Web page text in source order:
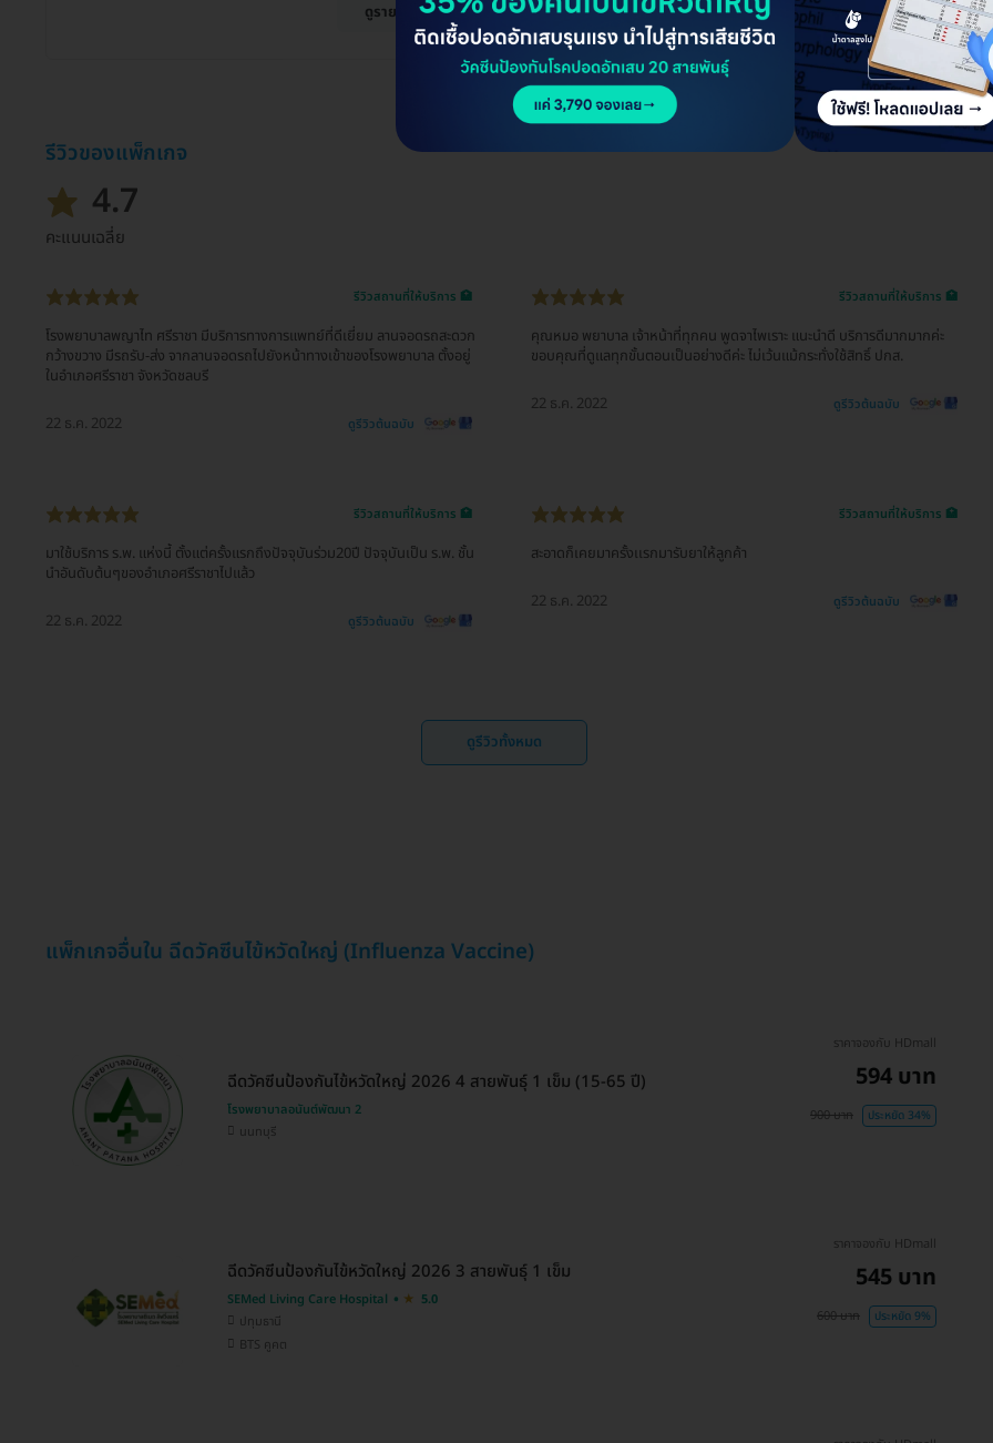
ดูรายละเอียด
รีวิวของแพ็กเกจ
4.7
คะแนนเฉลี่ย
รีวิวสถานที่ให้บริการ 🏥
โรงพยาบาลพญาไท ศรีราชา มีบริการทางการแพทย์ที่ดีเยี่ยม ลานจอดรถสะดวก
กว้างขวาง มีรถรับ-ส่ง จากลานจอดรถไปยังหน้าทางเข้าของโรงพยาบาล ตั้งอยู่
ในอำเภอศรีราชา จังหวัดชลบรี
22 ธ.ค. 2022 ดูรีวิวต้นฉบับ
รีวิวสถานที่ให้บริการ 🏥
คุณหมอ พยาบาล เจ้าหน้าที่ทุกคน พูดจาไพเราะ แนะนำดี บริการดีมากมากค่ะ
ขอบคุณที่ดูแลทุกขั้นตอนเป็นอย่างดีค่ะ ไม่เว้นแม้กระทั่งใช้สิทธิ์ ปกส.
22 ธ.ค. 2022 ดูรีวิวต้นฉบับ
รีวิวสถานที่ให้บริการ 🏥
มาใช้บริการ ร.พ. แห่งนี้ ตั้งแต่ครั้งแรกถึงปัจจุบันร่วม20ปี ปัจจุบันเป็น ร.พ. ชั้น
นำอันดับต้นๆของอำเภอศรีราชาไปแล้ว
22 ธ.ค. 2022 ดูรีวิวต้นฉบับ
รีวิวสถานที่ให้บริการ 🏥
สะอาดก็เคยมาครั้งเเรกมารับยาให้ลูกค้า
22 ธ.ค. 2022 ดูรีวิวต้นฉบับ
ดูรีวิวทั้งหมด
แพ็กเกจอื่นใน ฉีดวัคซีนไข้หวัดใหญ่ (Influenza Vaccine)
ฉีดวัคซีนป้องกันไข้หวัดใหญ่ 2026 4 สายพันธุ์ 1 เข็ม (15-65 ปี)
โรงพยาบาลอนันต์พัฒนา 2
นนทบุรี
ราคาจองกับ HDmall
594 บาท
900 บาท ประหยัด 34%
ฉีดวัคซีนป้องกันไข้หวัดใหญ่ 2026 3 สายพันธุ์ 1 เข็ม
SEMed Living Care Hospital
5.0
ปทุมธานี
BTS คูคต
ราคาจองกับ HDmall
545 บาท
600 บาท ประหยัด 9%